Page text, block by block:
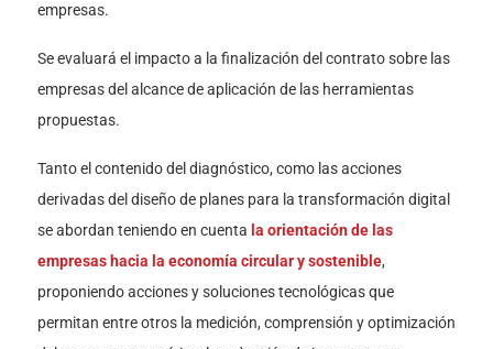
empresas.
Se evaluará el impacto a la finalización del contrato sobre las
empresas del alcance de aplicación de las herramientas
propuestas.
Tanto el contenido del diagnóstico, como las acciones
derivadas del diseño de planes para la transformación digital
se abordan teniendo en cuenta la orientación de las
empresas hacia la economía circular y sostenible,
proponiendo acciones y soluciones tecnológicas que
permitan entre otros la medición, comprensión y optimización